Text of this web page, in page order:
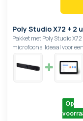
Poly Studio X72 +
Pakket met Poly Studio
microfoons. Ideaal voor
Op